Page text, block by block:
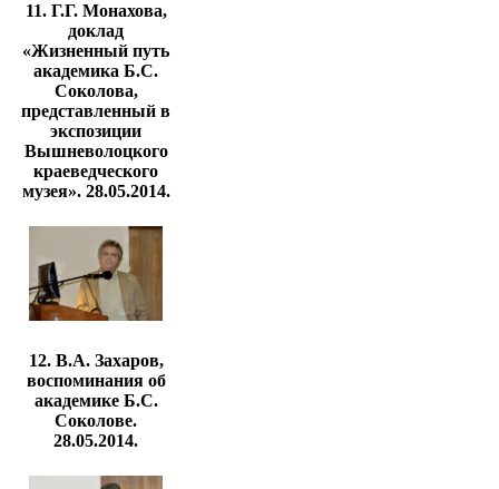
11. Г.Г. Монахова,
доклад
«Жизненный путь
академика Б.С.
Соколова,
представленный в
экспозиции
Вышневолоцкого
краеведческого
музея». 28.05.2014.
12. В.А. Захаров,
воспоминания об
академике Б.С.
Соколове.
28.05.2014.